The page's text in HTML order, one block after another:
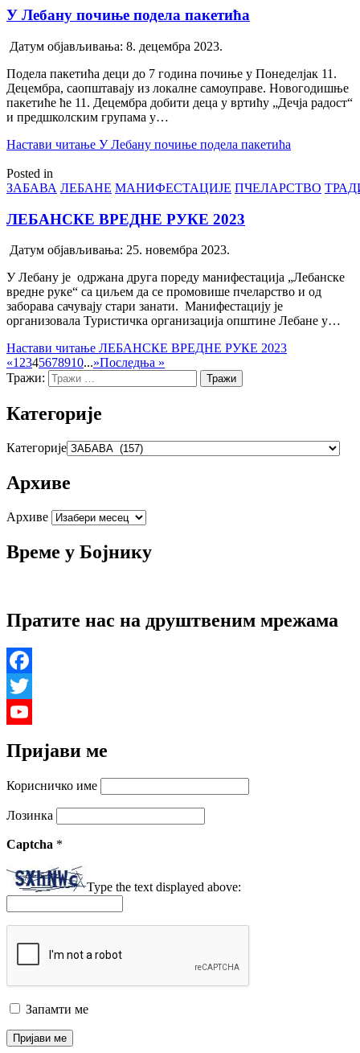
У Лебану почиње подела пакетића
Датум објављивања: 8. децембра 2023.
Подела пакетића деци до 7 година почиње у Понеделјак 11.
Децембра, саопштавају из локалне самоуправе. Новогодишње
пакетиће ће 11. Децембра добити деца у вртићу „Дечја радост“
и предшколским групама у…
Настави читање У Лебану почиње подела пакетића
Posted in
ЗАБАВА ЛЕБАНЕ МАНИФЕСТАЦИЈЕ ПЧЕЛАРСТВО
ЛЕБАНСКЕ ВРЕДНЕ РУКЕ 2023
Датум објављивања: 25. новембра 2023.
У Лебану је одржана друга пореду манифестација „Лебанске
вредне руке“ са циљем да се промовише пчеларство и од
заборава сачувају стари занати. Манифестацију је
организовала Туристичка организација општине Лебане у…
Настави читање ЛЕБАНСКЕ ВРЕДНЕ РУКЕ 2023
«1 2345678910...»Последња »
Тражи:
Категорије
Категорије
Архиве
Архиве
Време у Бојнику
Пратите нас на друштвеним мрежама
Facebook
Twitter
Channel
Пријави ме
Корисничко име
Лозинка
Captcha *
Type the text displayed above:
Запамти ме